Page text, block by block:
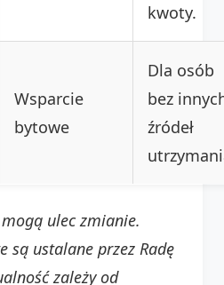
kwoty.
Wsparcie
bytowe
Dla osób
bez
źródeł
ulec zmianie.
są ustalane przez Radę
zależy od